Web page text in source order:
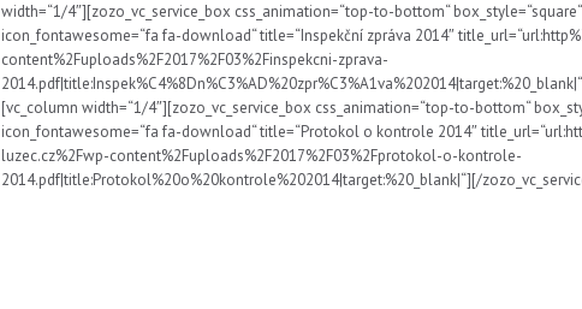
width=“1/4″][zozo_vc_service_box css_animation=“top-to-bottom“
icon_fontawesome=“fa fa-download“ title=“Inspekční zpráva 2014″
content%2Fuploads%2F2017%2F03%2Finspekcni-zprava-
[vc_column width=“1/4″][zozo_vc_service_box css_animation=“top-to-bottom“
icon_fontawesome=“fa fa-download“ title=“Protokol o kontrole 2014″
luzec.cz%2Fwp-content%2Fuploads%2F2017%2F03%2Fprotokol-o-kontrole-
2014.pdf|title:Protokol%20o%20kontrole%202014|target:%20_blank|“][/